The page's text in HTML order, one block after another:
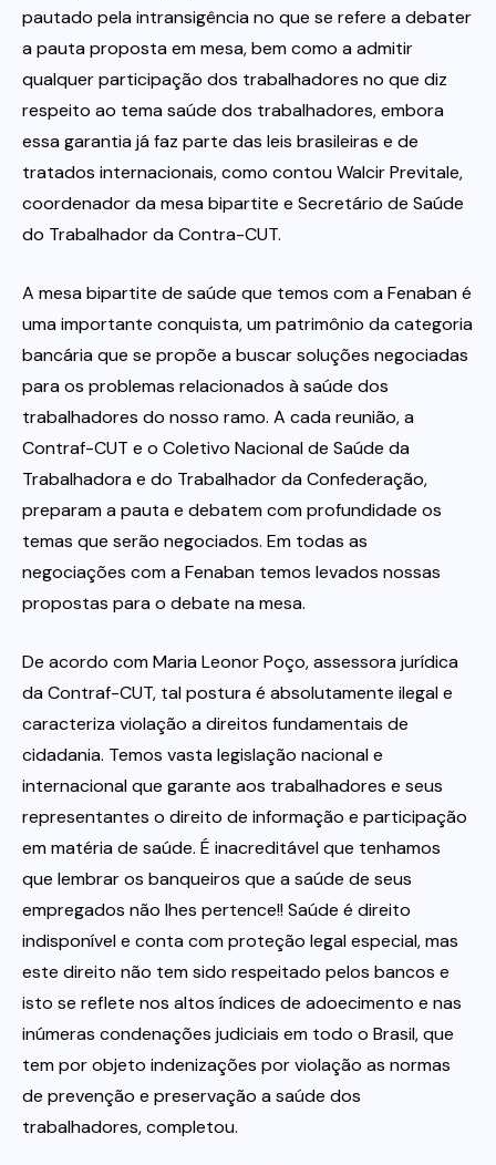
pautado pela intransigência no que se refere a debater
a pauta proposta em mesa, bem como a admitir
qualquer participação dos trabalhadores no que diz
respeito ao tema saúde dos trabalhadores, embora
essa garantia já faz parte das leis brasileiras e de
tratados internacionais, como contou Walcir Previtale,
coordenador da mesa bipartite e Secretário de Saúde
do Trabalhador da Contra-CUT.
A mesa bipartite de saúde que temos com a Fenaban é
uma importante conquista, um patrimônio da categoria
bancária que se propõe a buscar soluções negociadas
para os problemas relacionados à saúde dos
trabalhadores do nosso ramo. A cada reunião, a
Contraf-CUT e o Coletivo Nacional de Saúde da
Trabalhadora e do Trabalhador da Confederação,
preparam a pauta e debatem com profundidade os
temas que serão negociados. Em todas as
negociações com a Fenaban temos levados nossas
propostas para o debate na mesa.
De acordo com Maria Leonor Poço, assessora jurídica
da Contraf-CUT, tal postura é absolutamente ilegal e
caracteriza violação a direitos fundamentais de
cidadania. Temos vasta legislação nacional e
internacional que garante aos trabalhadores e seus
representantes o direito de informação e participação
em matéria de saúde. É inacreditável que tenhamos
que lembrar os banqueiros que a saúde de seus
empregados não lhes pertence!! Saúde é direito
indisponível e conta com proteção legal especial, mas
este direito não tem sido respeitado pelos bancos e
isto se reflete nos altos índices de adoecimento e nas
inúmeras condenações judiciais em todo o Brasil, que
tem por objeto indenizações por violação as normas
de prevenção e preservação a saúde dos
trabalhadores, completou.